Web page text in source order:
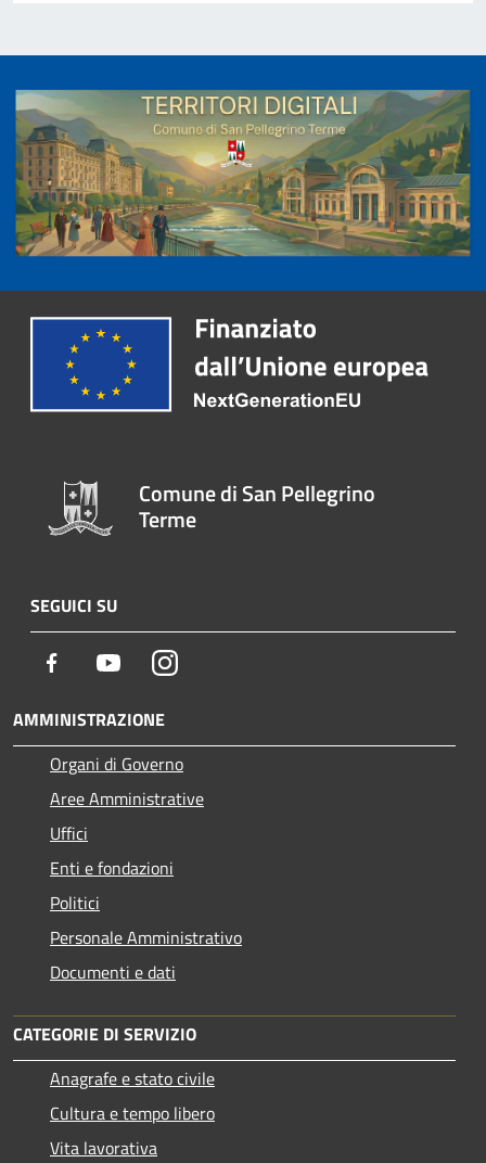
Comune di San Pellegrino
Terme
SEGUICI SU
Facebook YoutubeInstagram
AMMINISTRAZIONE
Organi di Governo
Aree Amministrative
Uffici
Enti e fondazioni
Politici
Personale Amministrativo
Documenti e dati
CATEGORIE DI SERVIZIO
Anagrafe e stato civile
Cultura e tempo libero
Vita lavorativa